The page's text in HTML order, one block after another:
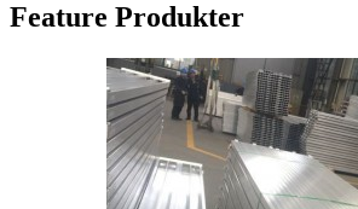
Feature Produkter